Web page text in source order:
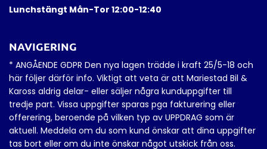
Lunchstängt Mån-Tor 12:00-12:40
NAVIGERING
* ANGÅENDE GDPR Den nya lagen trädde i kraft 25/5-18 och
här följer därför info. Viktigt att veta är att Mariestad Bil &
Kaross aldrig delar- eller säljer några kunduppgifter till
tredje part. Vissa uppgifter sparas pga fakturering eller
offerering, beroende på vilken typ av UPPDRAG som är
aktuell. Meddela om du som kund önskar att dina uppgifter
tas bort eller om du inte önskar något utskick från oss.